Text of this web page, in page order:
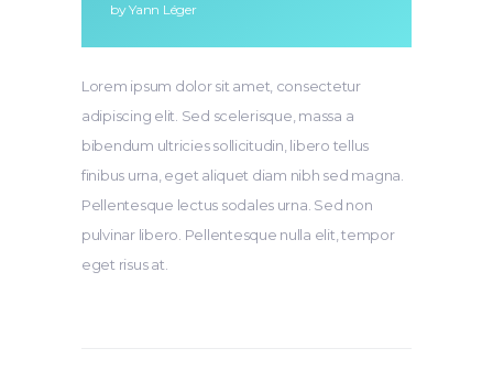
by Yann Léger
Lorem ipsum dolor sit amet, consectetur
adipiscing elit. Sed scelerisque, massa a
bibendum ultricies sollicitudin, libero tellus
finibus urna, eget aliquet diam nibh sed magna.
Pellentesque lectus sodales urna. Sed non
pulvinar libero. Pellentesque nulla elit, tempor
eget risus at.